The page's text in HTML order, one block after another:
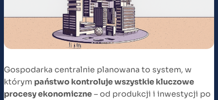
Gospodarka centralnie planowana to system, w
którym państwo kontroluje wszystkie kluczowe
procesy ekonomiczne– od produkcji i inwestycji po